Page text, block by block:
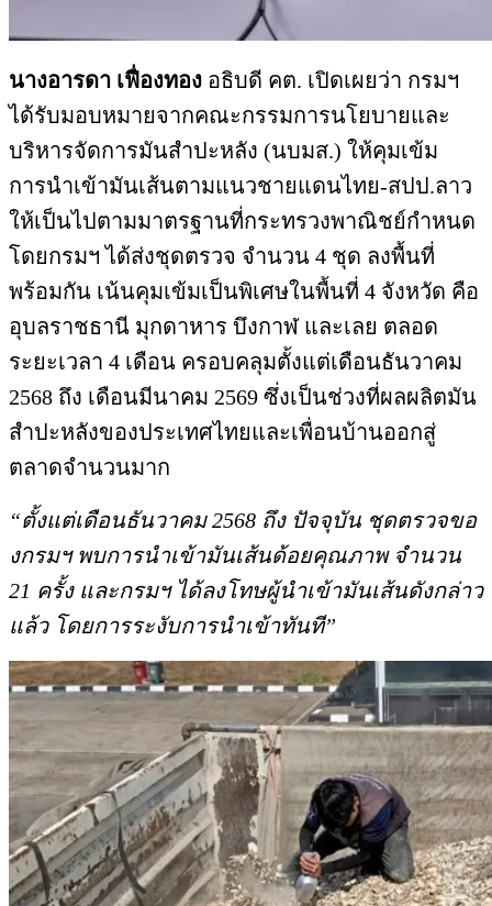
นางอารดา เฟื่องทอง อธิบดี คต. เปิดเผยว่า กรมฯ
ได้รับมอบหมายจากคณะกรรมการนโยบายและ
บริหารจัดการมันสำปะหลัง (นบมส.) ให้คุมเข้ม
การนำเข้ามันเส้นตามแนวชายแดนไทย-สปป.ลาว
ให้เป็นไปตามมาตรฐานที่กระทรวงพาณิชย์กำหนด
โดยกรมฯ ได้ส่งชุดตรวจ จำนวน 4 ชุด ลงพื้นที่
พร้อมกัน เน้นคุมเข้มเป็นพิเศษในพื้นที่ 4 จังหวัด คือ
อุบลราชธานี มุกดาหาร บึงกาฬ และเลย ตลอด
ระยะเวลา 4 เดือน ครอบคลุมตั้งแต่เดือนธันวาคม
2568 ถึง เดือนมีนาคม 2569 ซึ่งเป็นช่วงที่ผลผลิตมัน
สำปะหลังของประเทศไทยและเพื่อนบ้านออกสู่
ตลาดจำนวนมาก
“ตั้งแต่เดือนธันวาคม 2568 ถึง ปัจจุบัน ชุดตรวจขอ
งกรมฯ พบการนำเข้ามันเส้นด้อยคุณภาพ จำนวน
21 ครั้ง และกรมฯ ได้ลงโทษผู้นำเข้ามันเส้นดังกล่าว
แล้ว โดยการระงับการนำเข้าทันที”